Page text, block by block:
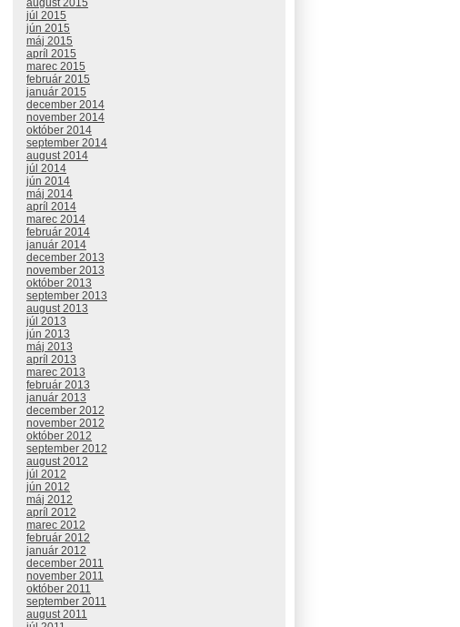
august 2015
júl 2015
jún 2015
máj 2015
apríl 2015
marec 2015
február 2015
január 2015
december 2014
november 2014
október 2014
september 2014
august 2014
júl 2014
jún 2014
máj 2014
apríl 2014
marec 2014
február 2014
január 2014
december 2013
november 2013
október 2013
september 2013
august 2013
júl 2013
jún 2013
máj 2013
apríl 2013
marec 2013
február 2013
január 2013
december 2012
november 2012
október 2012
september 2012
august 2012
júl 2012
jún 2012
máj 2012
apríl 2012
marec 2012
február 2012
január 2012
december 2011
november 2011
október 2011
september 2011
august 2011